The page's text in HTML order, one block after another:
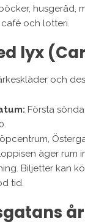
husgeråd,
och lotteri.
lyx
och
Första
äger rum
Biljetter kan
tid.